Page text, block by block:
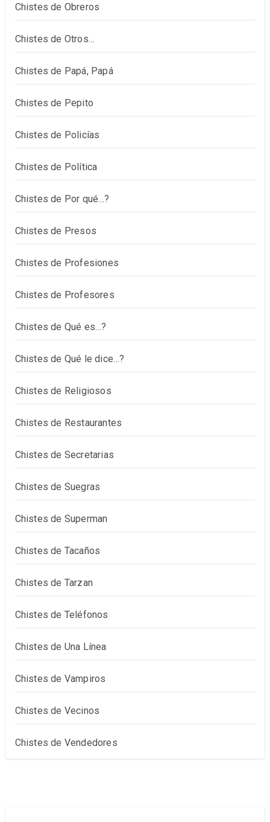
Chistes de Obreros
Chistes de Otros…
Chistes de Papá, Papá
Chistes de Pepito
Chistes de Policías
Chistes de Política
Chistes de Por qué…?
Chistes de Presos
Chistes de Profesiones
Chistes de Profesores
Chistes de Qué es…?
Chistes de Qué le dice…?
Chistes de Religiosos
Chistes de Restaurantes
Chistes de Secretarias
Chistes de Suegras
Chistes de Superman
Chistes de Tacaños
Chistes de Tarzan
Chistes de Teléfonos
Chistes de Una Línea
Chistes de Vampiros
Chistes de Vecinos
Chistes de Vendedores